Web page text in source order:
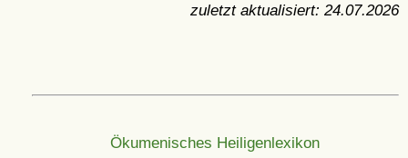
zuletzt aktualisiert: 24.07.2026
Ökumenisches Heiligenlexikon